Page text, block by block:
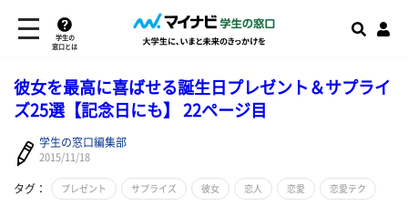
学生の
窓口とは
彼女を最高に喜ばせる誕生日プレゼント＆サプライ
ズ25選【記念日にも】 22ページ目
学生の窓口編集部
2015/11/18
タグ： プレゼント サプライズ 彼女 恋人 恋愛 恋愛テク